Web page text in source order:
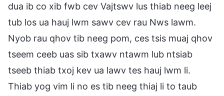
dua ib co xib fwb cev Vajtswv lus thiab neeg leej
tub los ua hauj lwm sawv cev rau Nws lawm.
Nyob rau qhov tib neeg pom, ces tsis muaj qhov
tseem ceeb uas sib txawv ntawm lub ntsiab
tseeb thiab txoj kev ua lawv tes hauj lwm li.
Thiab yog vim li no es tib neeg thiaj li to taub